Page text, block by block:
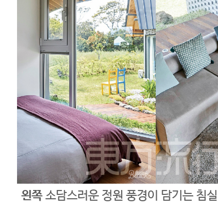
왼쪽소담스러운 정원 풍경이 담기는 침